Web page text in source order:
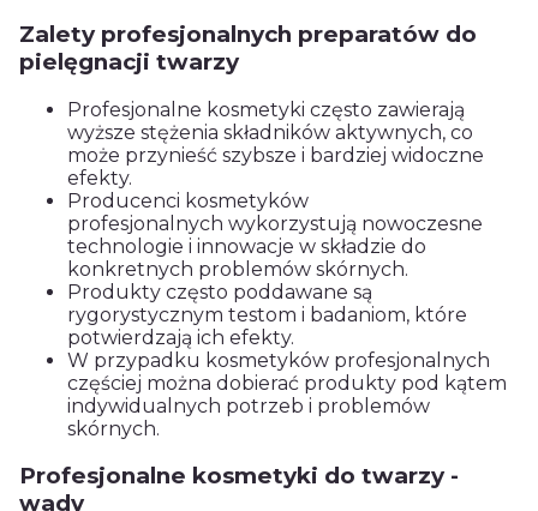
Zalety profesjonalnych preparatów do
pielęgnacji twarzy
Profesjonalne kosmetyki często zawierają
wyższe stężenia składników aktywnych, co
może przynieść szybsze i bardziej widoczne
efekty.
Producenci kosmetyków
profesjonalnych wykorzystują nowoczesne
technologie i innowacje w składzie do
konkretnych problemów skórnych.
Produkty często poddawane są
rygorystycznym testom i badaniom, które
potwierdzają ich efekty.
W przypadku kosmetyków profesjonalnych
częściej można dobierać produkty pod kątem
indywidualnych potrzeb i problemów
skórnych.
Profesjonalne kosmetyki do twarzy -
wady